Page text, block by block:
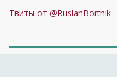
Твиты от @RuslanBortnik